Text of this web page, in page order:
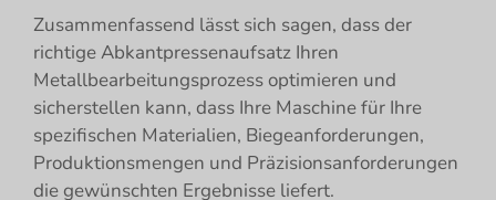
Zusammenfassend lässt sich sagen, dass der
richtige Abkantpressenaufsatz Ihren
Metallbearbeitungsprozess optimieren und
sicherstellen kann, dass Ihre Maschine für Ihre
spezifischen Materialien, Biegeanforderungen,
Produktionsmengen und Präzisionsanforderungen
die gewünschten Ergebnisse liefert.